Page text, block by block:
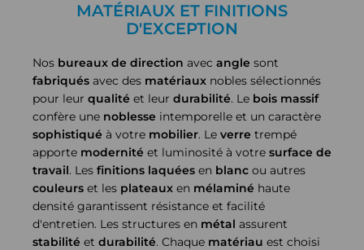
MATÉRIAUX ET FINITIONS
D'EXCEPTION
Nos bureaux de direction avec angle sont
fabriqués avec des matériaux nobles sélectionnés
pour leur qualité et leur durabilité. Le bois massif
confère une noblesse intemporelle et un caractère
sophistiqué à votre mobilier. Le verre trempé
apporte modernité et luminosité à votre surface de
travail. Les finitions laquées en blanc ou autres
couleurs et les plateaux en mélaminé haute
densité garantissent résistance et facilité
d'entretien. Les structures en métal assurent
stabilité et durabilité. Chaque matériau est choisi